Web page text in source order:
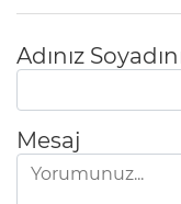
Adınız
Mesaj